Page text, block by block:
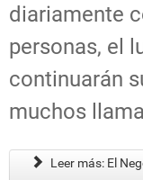
diariamente
personas, el
continuarán
muchos
Leer más: El